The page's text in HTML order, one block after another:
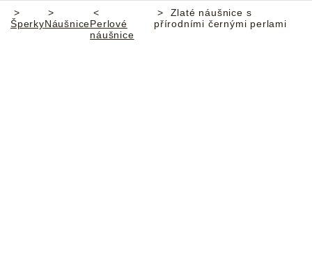
Domů
ŠperkyNáušnicePerlové
náušnice
Zlaté náušnice s
přírodními černými perlami